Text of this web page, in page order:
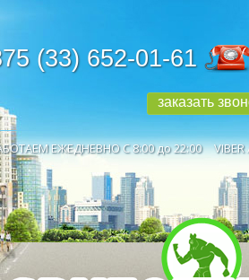
(33) 652-01-61
заказать
ЕЖЕДНЕВНО С 8:00 до 22:00